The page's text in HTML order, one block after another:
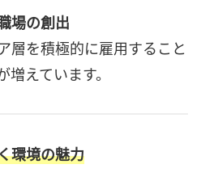
場の創出
層を積極的に雇用すること
えています。
環境の魅力